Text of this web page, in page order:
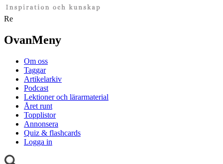
Re
OvanMeny
Om oss
Taggar
Artikelarkiv
Podcast
Lektioner och lärarmaterial
Året runt
Topplistor
Annonsera
Quiz & flashcards
Logga in